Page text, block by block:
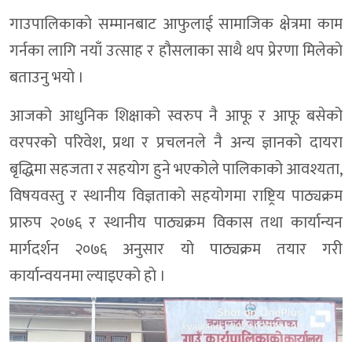
गाउपालिकाकाे सम्मानबाट आफुलाई सामाजिक क्षेत्रमा काम
गर्नका लागि नयाँ उत्साह र हौसलाका साथै थप प्रेरणा मिलेकाे
बताउनु भयाे ।
आजको आधुनिक शिक्षाको स्वरुप नै आफू र आफू बसेको
वरपरको परिवेश, प्रथा र प्रचलनले नै अन्य ज्ञानको दायरा
बृद्धिमा सहजता र सहयोग हुने भएकोले पालिकाको आवश्यता,
विषयवस्तु र स्थानीय विज्ञताको सहयोगमा राष्ट्रिय पाठ्यक्रम
प्रारुप २०७६ र स्थानीय पाठ्यक्रम विकास तथा कार्यान्यन
मार्गदर्शन २०७६ अनुसार यो पाठ्यक्रम तयार गरी
कार्यान्वयनमा ल्याइएको हाे ।